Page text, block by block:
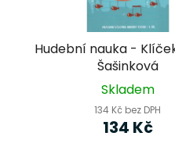
Hudební nauka -
Šašinková
Skladem
134 Kč bez DPH
134 Kč